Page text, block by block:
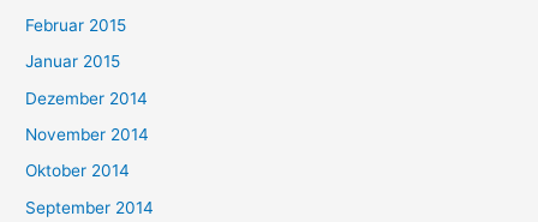
Februar 2015
Januar 2015
Dezember 2014
November 2014
Oktober 2014
September 2014